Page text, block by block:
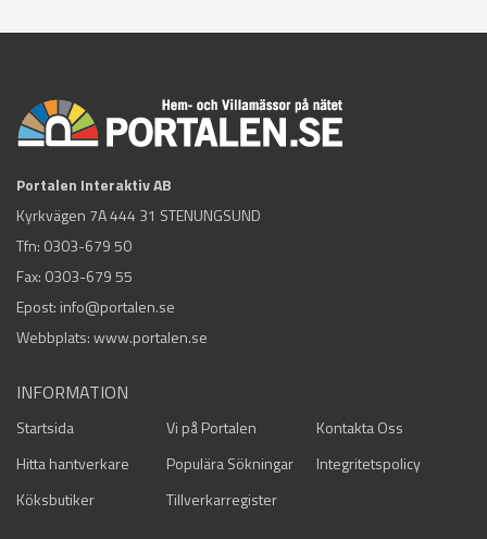
Portalen Interaktiv AB
Kyrkvägen 7A 444 31 STENUNGSUND
Tfn: 0303-679 50
Fax: 0303-679 55
Epost: info@portalen.se
Webbplats: www.portalen.se
INFORMATION
Startsida Vi på Portalen
Kontakta Oss
Hitta hantverkare
Populära Sökningar
Integritetspolicy
Köksbutiker
Tillverkarregister